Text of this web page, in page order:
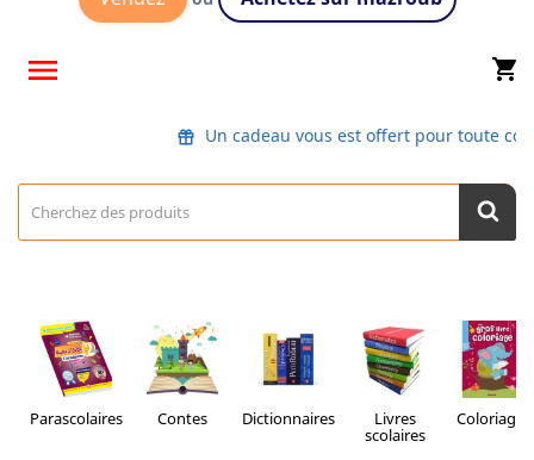
 shopping_cart
Un cadeau vous est offert pour toute
Parascolaires Contes Dictionnaires Livres
scolaires
Coloriage